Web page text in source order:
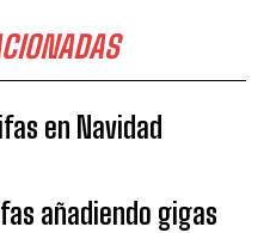
en Navidad
añadiendo gigas